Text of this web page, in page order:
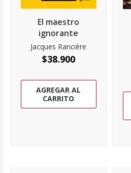
El maestro
ignorante
Jacques Rancière
$38.900
AGREGAR AL
CARRITO